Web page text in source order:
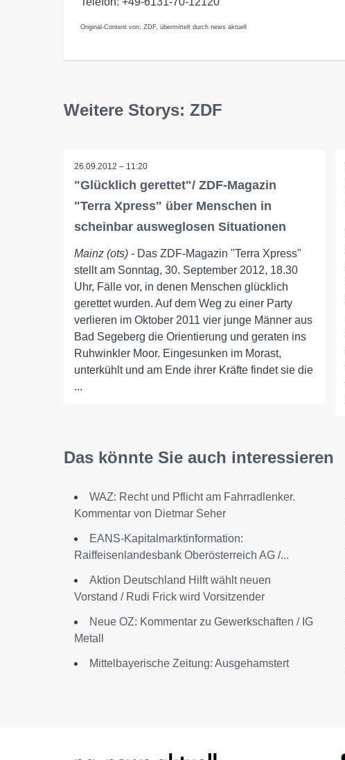
Original-Content von: ZDF, übermittelt durch news aktuell
Weitere Storys: ZDF
26.09.2012 – 11:20
"Glücklich gerettet"/ ZDF-Magazin
"Terra Xpress" über Menschen in
scheinbar ausweglosen Situationen
Mainz (ots) - Das ZDF-Magazin "Terra Xpress"
stellt am Sonntag, 30. September 2012, 18.30
Uhr, Fälle vor, in denen Menschen glücklich
gerettet wurden. Auf dem Weg zu einer Party
verlieren im Oktober 2011 vier junge Männer aus
Bad Segeberg die Orientierung und geraten ins
Ruhwinkler Moor. Eingesunken im Morast,
unterkühlt und am Ende ihrer Kräfte findet sie die
...
Das könnte Sie auch interessieren
WAZ: Recht und Pflicht am Fahrradlenker.
Kommentar von Dietmar Seher
EANS-Kapitalmarktinformation:
Raiffeisenlandesbank Oberösterreich AG /...
Aktion Deutschland Hilft wählt neuen
Vorstand / Rudi Frick wird Vorsitzender
Neue OZ: Kommentar zu Gewerkschaften / IG
Metall
Mittelbayerische Zeitung: Ausgehamstert